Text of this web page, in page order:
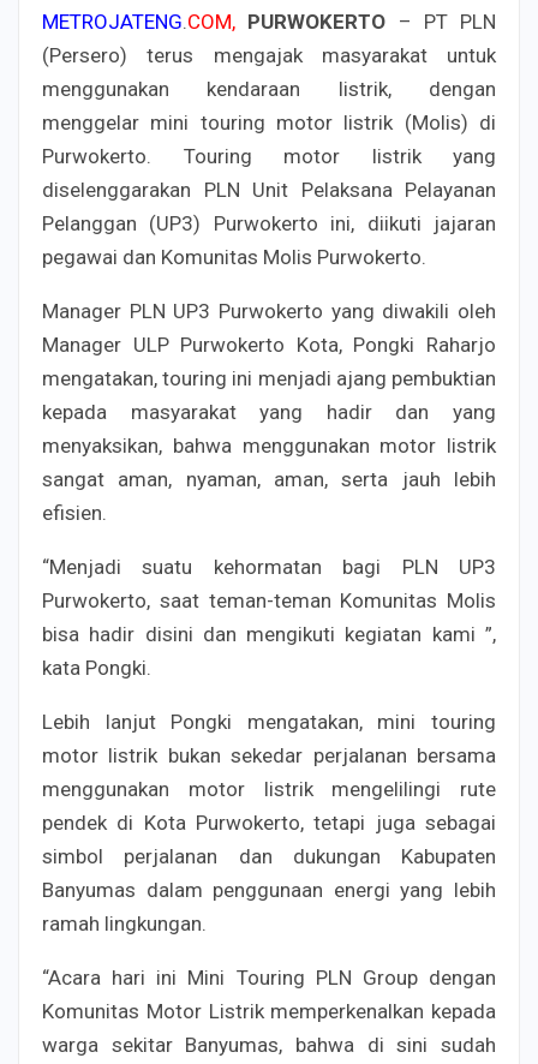
METROJATENG.COM, PURWOKERTO – PT PLN
(Persero) terus mengajak masyarakat untuk
menggunakan kendaraan listrik, dengan
menggelar mini touring motor listrik (Molis) di
Purwokerto. Touring motor listrik yang
diselenggarakan PLN Unit Pelaksana Pelayanan
Pelanggan (UP3) Purwokerto ini, diikuti jajaran
pegawai dan Komunitas Molis Purwokerto.
Manager PLN UP3 Purwokerto yang diwakili oleh
Manager ULP Purwokerto Kota, Pongki Raharjo
mengatakan, touring ini menjadi ajang pembuktian
kepada masyarakat yang hadir dan yang
menyaksikan, bahwa menggunakan motor listrik
sangat aman, nyaman, aman, serta jauh lebih
efisien.
“Menjadi suatu kehormatan bagi PLN UP3
Purwokerto, saat teman-teman Komunitas Molis
bisa hadir disini dan mengikuti kegiatan kami ”,
kata Pongki.
Lebih lanjut Pongki mengatakan, mini touring
motor listrik bukan sekedar perjalanan bersama
menggunakan motor listrik mengelilingi rute
pendek di Kota Purwokerto, tetapi juga sebagai
simbol perjalanan dan dukungan Kabupaten
Banyumas dalam penggunaan energi yang lebih
ramah lingkungan.
“Acara hari ini Mini Touring PLN Group dengan
Komunitas Motor Listrik memperkenalkan kepada
warga sekitar Banyumas, bahwa di sini sudah